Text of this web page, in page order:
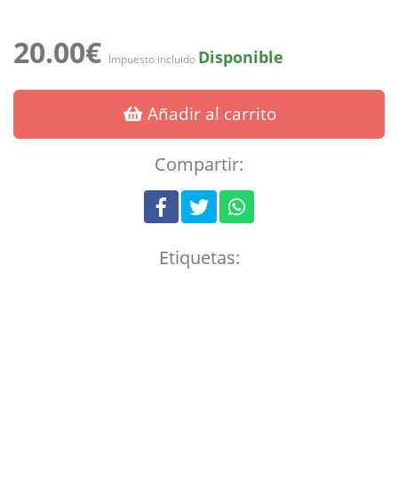
20.00€ Impuesto incluido Disponible
Añadir al carrito
Compartir:
Etiquetas: